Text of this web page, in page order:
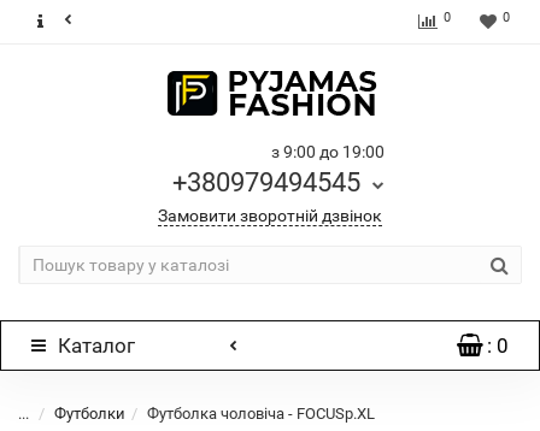
0 0
з 9:00 до 19:00
+380979494545
Замовити зворотній дзвінок
Каталог : 0
... Футболки Футболка чоловіча - FOCUSр.XL